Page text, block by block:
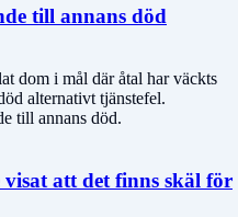
till annans död
dom i mål där åtal har väckts
alternativt tjänstefel.
till annans död.
att det finns skäl för